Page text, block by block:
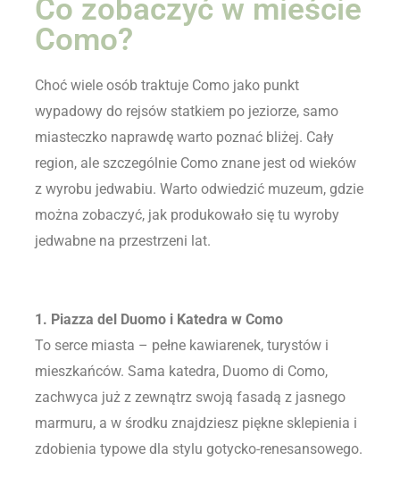
Co zobaczyć w mieście
Como?
Choć wiele osób traktuje Como jako punkt
wypadowy do rejsów statkiem po jeziorze, samo
miasteczko naprawdę warto poznać bliżej. Cały
region, ale szczególnie Como znane jest od wieków
z wyrobu jedwabiu. Warto odwiedzić muzeum, gdzie
można zobaczyć, jak produkowało się tu wyroby
jedwabne na przestrzeni lat.
1. Piazza del Duomo i Katedra w Como
To serce miasta – pełne kawiarenek, turystów i
mieszkańców. Sama katedra, Duomo di Como,
zachwyca już z zewnątrz swoją fasadą z jasnego
marmuru, a w środku znajdziesz piękne sklepienia i
zdobienia typowe dla stylu gotycko-renesansowego.